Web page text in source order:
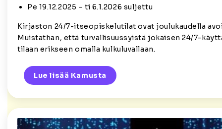
Pe 19.12.2025 – ti 6.1.2026 suljettu
Kirjaston 24/7-itseopiskelutilat ovat joulukaudella
Muistathan, että turvallisuussyistä jokaisen 24/7-
tilaan erikseen omalla kulkuluvallaan.
Lue lisää Kamusta